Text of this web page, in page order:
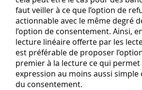
faut veiller à ce que l’option de
actionnable avec le même degré
l’option de consentement. Ainsi,
lecture linéaire offerte par les
est préférable de proposer
premier à la lecture ce qui
expression au moins aussi simple
du consentement.